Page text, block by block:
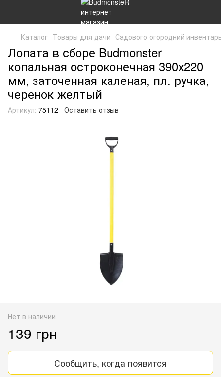
Каталог Товары для дачи Садового-огородний
Лопата в сборе Budmonster
копальная остроконечная 390х220
мм, заточенная каленая, пл. ручка,
черенок желтый
Артикул: 75112 Оставить отзыв
Нет в наличии
139 грн
Сообщить, когда появится